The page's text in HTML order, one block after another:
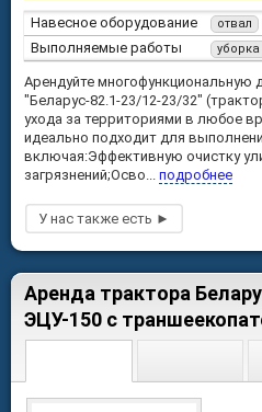
Навесное оборудование отвал
Выполняемые работы
Арендуйте многофункциональную
"Беларус-82.1-23/12-23/32"
ухода за территориями в любое
идеально подходит для
включая:Эффективную очистку
загрязнений;Осво... подробнее
Аренда трактора
ЭЦУ-150 с